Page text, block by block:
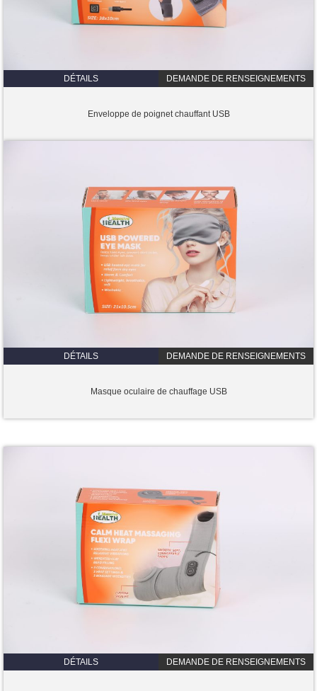
DÉTAILS DEMANDE DE RENSEIGNEMENTS
Enveloppe de poignet chauffant USB
DÉTAILS DEMANDE DE RENSEIGNEMENTS
Masque oculaire de chauffage USB
DÉTAILS DEMANDE DE RENSEIGNEMENTS